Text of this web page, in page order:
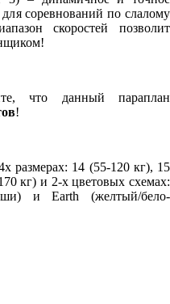
соревнований по слалому
скоростей позволит
что данный параплан
!
размерах: 14 (55-120 кг), 15
кг) и 2-х цветовых схемах:
и Earth (желтый/бело-